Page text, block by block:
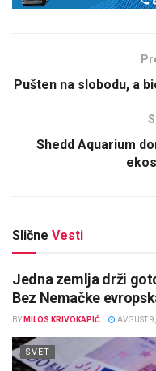
Pušten na slobodu, a
Shedd Aquarium
Slične Vesti
Jedna zemlja drži
Bez Nemačke
BY MILOS KRIVOKAPIĆ AVGUST
SVET